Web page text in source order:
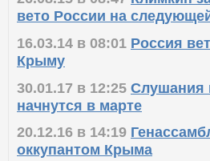
вето России на
16.03.14 в 08:01 Россия
Крыму
30.01.17 в 12:25 Слушания
начнутся в марте
20.12.16 в 14:19
оккупантом Крыма